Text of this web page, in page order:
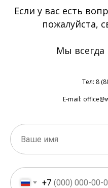
Если у вас есть
пожалуйста,
Мы
Тел: 8
E-mail:
+7